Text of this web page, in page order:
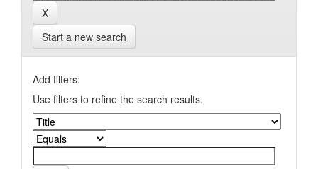
Start a new search
Add filters:
Use filters to refine the search results.